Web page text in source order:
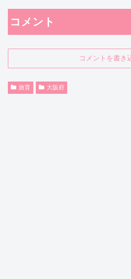
コメント
コメントを書き
旅育 大阪府